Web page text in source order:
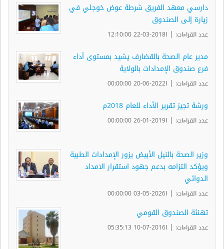
دارسي معهد الفريق شرطة عوض خوجلي في
زيارة إلى الصندوق
عدد القراءات: | ا2018-03-22 12:10:00
مدير عام الصحة بالقضارف يشيد بمستوى أداء
فرع صندوق الإمدادات بالولاية
عدد القراءات: | ا2022-06-20 00:00:00
ورشة تجيز تقرير الأداء للعام 2018م
عدد القراءات: | ا2019-01-26 00:00:00
وزير الصحة بالنيل الأبيض يزور الإمدادات الطبية
ويؤكد التزامه بدعم جهود استقرار الامداد
الدوائي
عدد القراءات: | ا2026-05-03 00:00:00
تهنئة الصندوق القومي
عدد القراءات: | ا2016-07-10 05:35:13